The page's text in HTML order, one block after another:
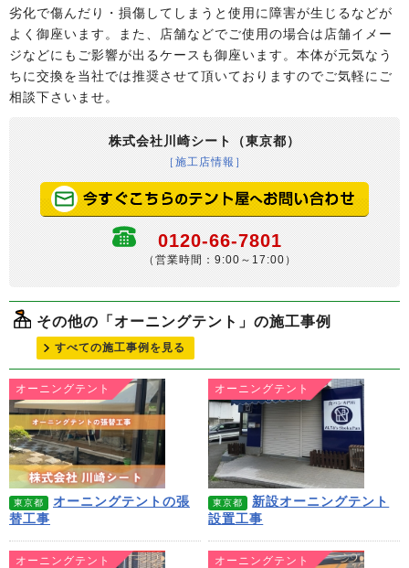
劣化で傷んだり・損傷してしまうと使用に障害が生じるなどが
よく御座います。また、店舗などでご使用の場合は店舗イメー
ジなどにもご影響が出るケースも御座います。本体が元気なう
ちに交換を当社では推奨させて頂いておりますのでご気軽にご
相談下さいませ。
株式会社川崎シート（東京都）
［施工店情報］
0120-66-7801
（営業時間：9:00～17:00）
その他の「オーニングテント」の施工事例
すべての施工事例を見る
オーニングテント
東京都
オーニングテントの張
替工事
オーニングテント
東京都
新設オーニングテント
設置工事
オーニングテント オーニングテント